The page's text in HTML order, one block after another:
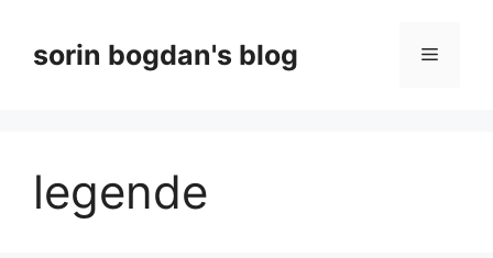
contentsorin bogdan's blog Menu
legende